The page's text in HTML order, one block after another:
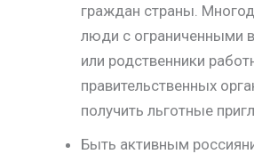
граждан страны.
люди с ограниченными
или родственники
правительственных
получить льготные
Быть активным